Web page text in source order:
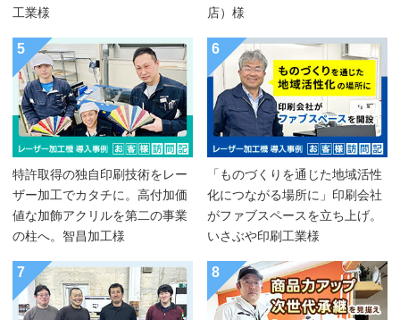
工業様
店）様
5
特許取得の独自印刷技術をレー
ザー加工でカタチに。高付加価
値な加飾アクリルを第二の事業
の柱へ。智昌加工様
6
「ものづくりを通じた地域活性
化につながる場所に」印刷会社
がファブスペースを立ち上げ。
いさぶや印刷工業様
7 8